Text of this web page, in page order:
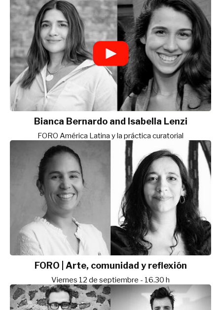
Bianca Bernardo and Isabella Lenzi
FORO América Latina y la práctica curatorial
FORO | Arte, comunidad y reflexión
Viernes 12 de septiembre - 16.30 h